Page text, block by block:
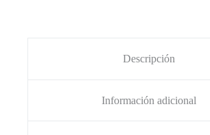
Descripción
Información adicional